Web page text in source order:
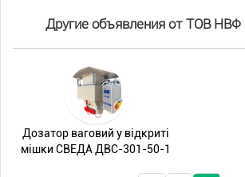
Другие объявления от ТОВ
Дозатор ваговий у відкриті
мішки СВЕДА ДВС-301-50-1